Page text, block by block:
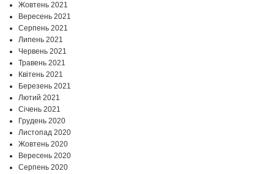
Жовтень 2021
Вересень 2021
Серпень 2021
Липень 2021
Червень 2021
Травень 2021
Квітень 2021
Березень 2021
Лютий 2021
Січень 2021
Грудень 2020
Листопад 2020
Жовтень 2020
Вересень 2020
Серпень 2020